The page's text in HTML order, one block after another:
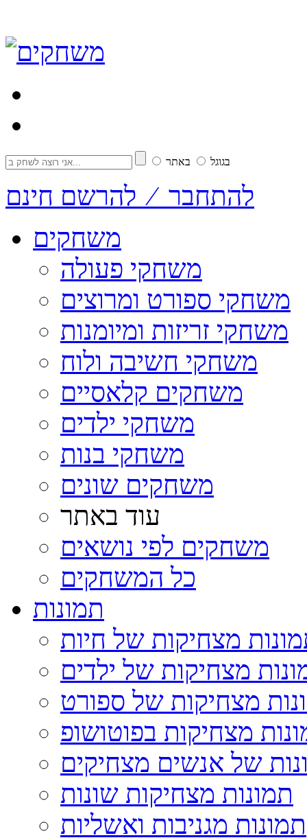
בגוגל באתר
להתחבר ⁄ להרשם חינם
משחקים
משחקי פעולה
משחקי ספורט ומרוצים
משחקי זריזות ומיומנות
משחקי חשיבה ולוח
משחקים קלאסיים
משחקי ילדים
משחקי בנות
משחקים שונים
עוד באתר
משחקים לפי נושאים
כל המשחקים
תמונות
מצחיקות של חיות
מצחיקות של ילדים
מצחיקות של ספורט
מצחיקות בפוטושופ
של אנשים מצחיקים
תמונות מצחיקות שונות
תמונות מגניבות ואשליות